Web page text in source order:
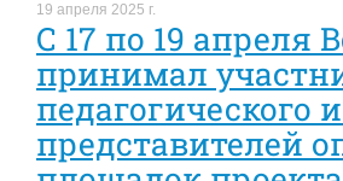
19 апреля 2025 г.
С 17 по 19 апреля
принимал
педагогического
представителей